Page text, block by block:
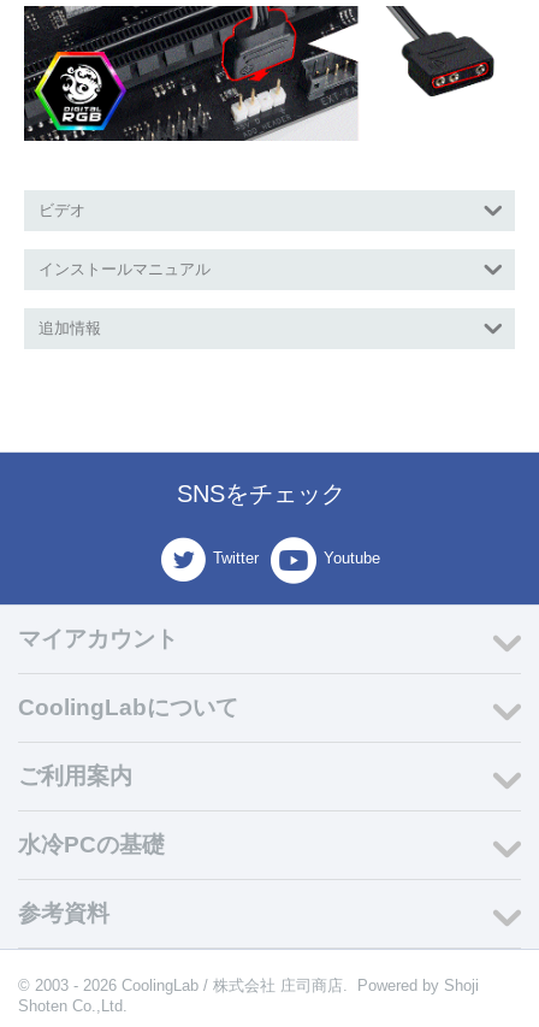
ビデオ
インストールマニュアル
追加情報
SNSをチェック
Twitter Youtube
マイアカウント
CoolingLabについて
ご利用案内
水冷PCの基礎
参考資料
© 2003 - 2026 CoolingLab / 株式会社 庄司商店. Powered by Shoji
Shoten Co.,Ltd.